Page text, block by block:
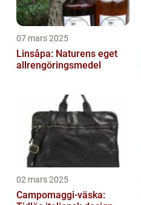
07 mars 2025
Linsåpa: Naturens eget
allrengöringsmedel
02 mars 2025
Campomaggi-väska: